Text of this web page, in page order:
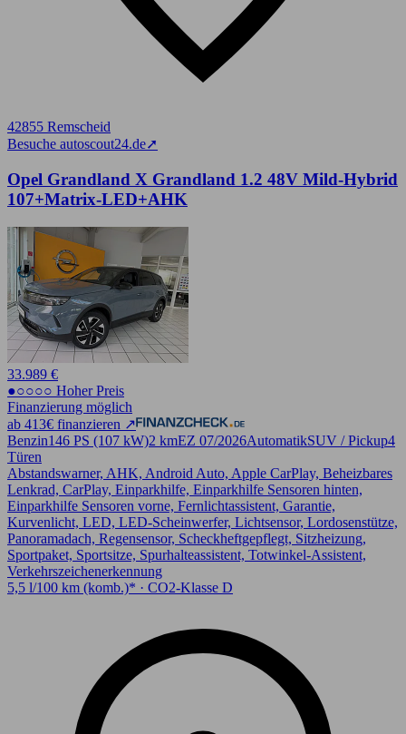
42855 Remscheid
Besuche autoscout24.de➚
Opel Grandland X Grandland 1.2 48V Mild-Hybrid
107+Matrix-LED+AHK
33.989 €
●○○○○ Hoher Preis
Finanzierung möglich
ab 413€ finanzieren ↗
Benzin146 PS (107 kW)2 kmEZ 07/2026AutomatikSUV / Pickup4
Türen
Abstandswarner, AHK, Android Auto, Apple CarPlay, Beheizbares
Lenkrad, CarPlay, Einparkhilfe, Einparkhilfe Sensoren hinten,
Einparkhilfe Sensoren vorne, Fernlichtassistent, Garantie,
Kurvenlicht, LED, LED-Scheinwerfer, Lichtsensor, Lordosenstütze,
Panoramadach, Regensensor, Scheckheftgepflegt, Sitzheizung,
Sportpaket, Sportsitze, Spurhalteassistent, Totwinkel-Assistent,
Verkehrszeichenerkennung
5,5 l/100 km (komb.)* · CO2-Klasse D